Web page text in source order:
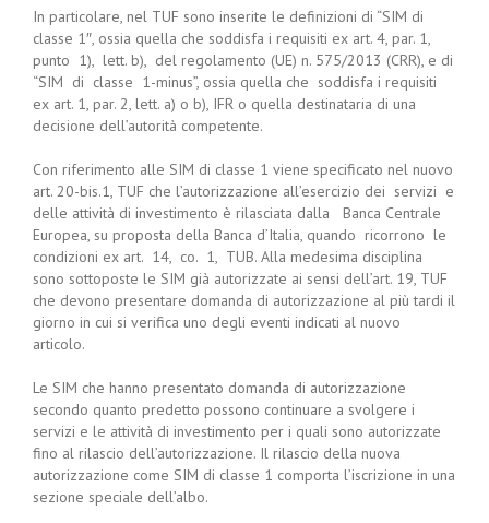
In particolare, nel TUF sono inserite le definizioni di “SIM di
classe 1″, ossia quella che soddisfa i requisiti ex art. 4, par. 1,
punto 1), lett. b), del regolamento (UE) n. 575/2013 (CRR), e di
“SIM di classe 1-minus”, ossia quella che soddisfa i requisiti
ex art. 1, par. 2, lett. a) o b), IFR o quella destinataria di una
decisione dell’autorità competente.
Con riferimento alle SIM di classe 1 viene specificato nel nuovo
art. 20-bis.1, TUF che l’autorizzazione all’esercizio dei servizi e
delle attività di investimento è rilasciata dalla Banca Centrale
Europea, su proposta della Banca d’Italia, quando ricorrono le
condizioni ex art. 14, co. 1, TUB. Alla medesima disciplina
sono sottoposte le SIM già autorizzate ai sensi dell’art. 19, TUF
che devono presentare domanda di autorizzazione al più tardi il
giorno in cui si verifica uno degli eventi indicati al nuovo
articolo.
Le SIM che hanno presentato domanda di autorizzazione
secondo quanto predetto possono continuare a svolgere i
servizi e le attività di investimento per i quali sono autorizzate
fino al rilascio dell’autorizzazione. Il rilascio della nuova
autorizzazione come SIM di classe 1 comporta l’iscrizione in una
sezione speciale dell’albo.